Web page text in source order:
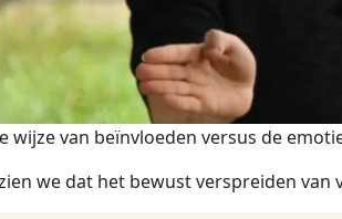
wijze van beïnvloeden versus de
we dat het bewust verspreiden